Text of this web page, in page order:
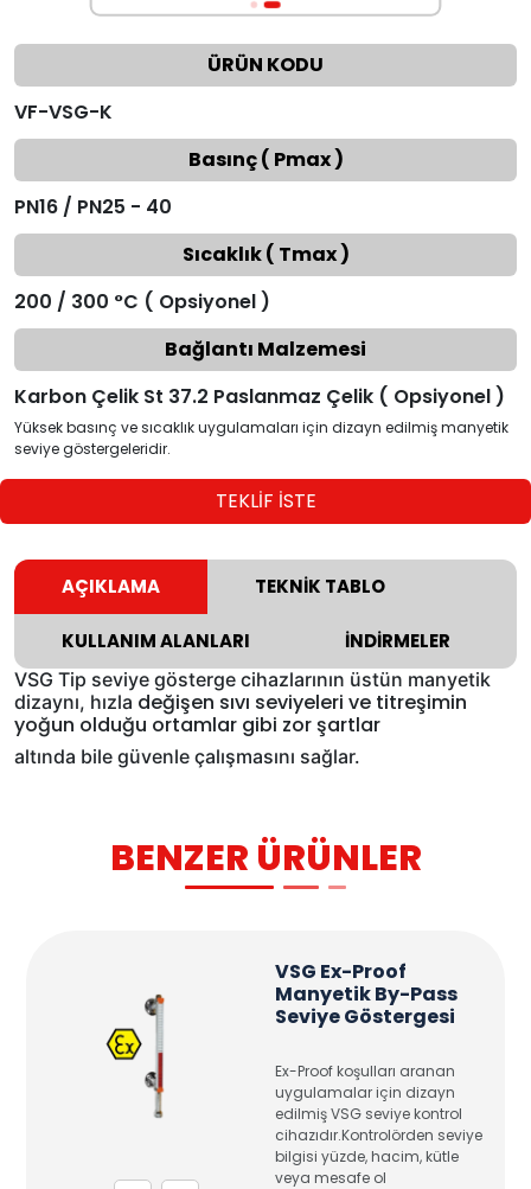
ÜRÜN KODU
VF-VSG-K
Basınç ( Pmax )
PN16 / PN25 - 40
Sıcaklık ( Tmax )
200 / 300 °C ( Opsiyonel )
Bağlantı Malzemesi
Karbon Çelik St 37.2 Paslanmaz Çelik ( Opsiyonel )
Yüksek basınç ve sıcaklık uygulamaları için dizayn edilmiş manyetik
seviye göstergeleridir.
TEKLİF İSTE
AÇIKLAMA TEKNİK TABLO
KULLANIM ALANLARI İNDİRMELER
VSG Tip seviye gösterge cihazlarının üstün manyetik
dizaynı, hızla değişen sıvı seviyeleri ve titreşimin
yoğun olduğu ortamlar gibi zor şartlar
altında bile güvenle çalışmasını sağlar.
BENZER ÜRÜNLER
VSG Ex-Proof
Manyetik By-Pass
Seviye Göstergesi
Ex-Proof koşulları aranan
uygulamalar için dizayn
edilmiş VSG seviye kontrol
cihazıdır.Kontrolörden seviye
bilgisi yüzde, hacim, kütle
veya mesafe ol